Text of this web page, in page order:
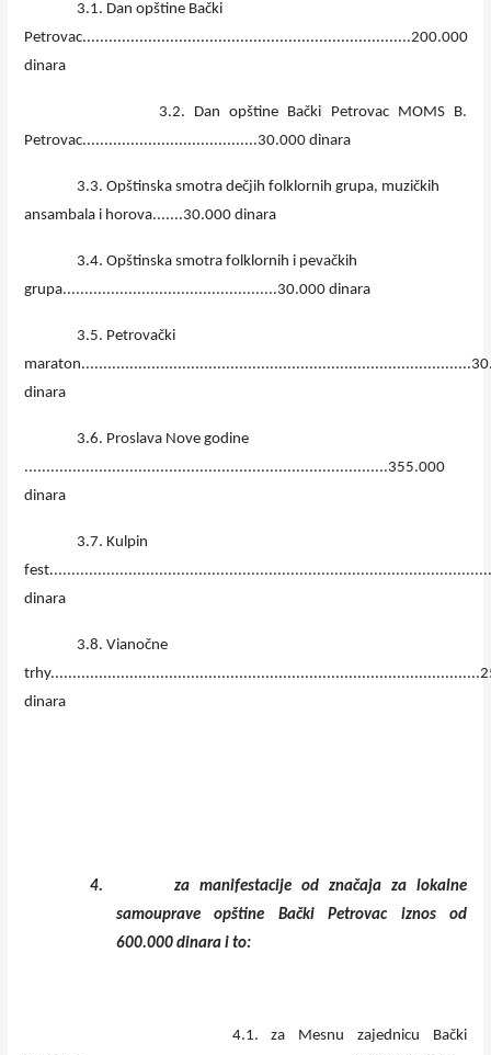
3.1. Dan opštine Bački
Petrovac...........................................................................200.000
dinara
3.2. Dan opštine Bački Petrovac MOMS B.
Petrovac........................................30.000 dinara
3.3. Opštinska smotra dečjih folklornih grupa, muzičkih
ansambala i horova.......30.000 dinara
3.4. Opštinska smotra folklornih i pevačkih
grupa.................................................30.000 dinara
3.5. Petrovački
dinara
3.6. Proslava Nove godine
...................................................................................355.000
dinara
3.7. Kulpin
dinara
3.8. Vianočne
dinara
4.
za manifestacije od značaja za lokalne
samouprave opštine Bački Petrovac iznos od
600.000 dinara i to:
4.1. za Mesnu zajednicu Bački